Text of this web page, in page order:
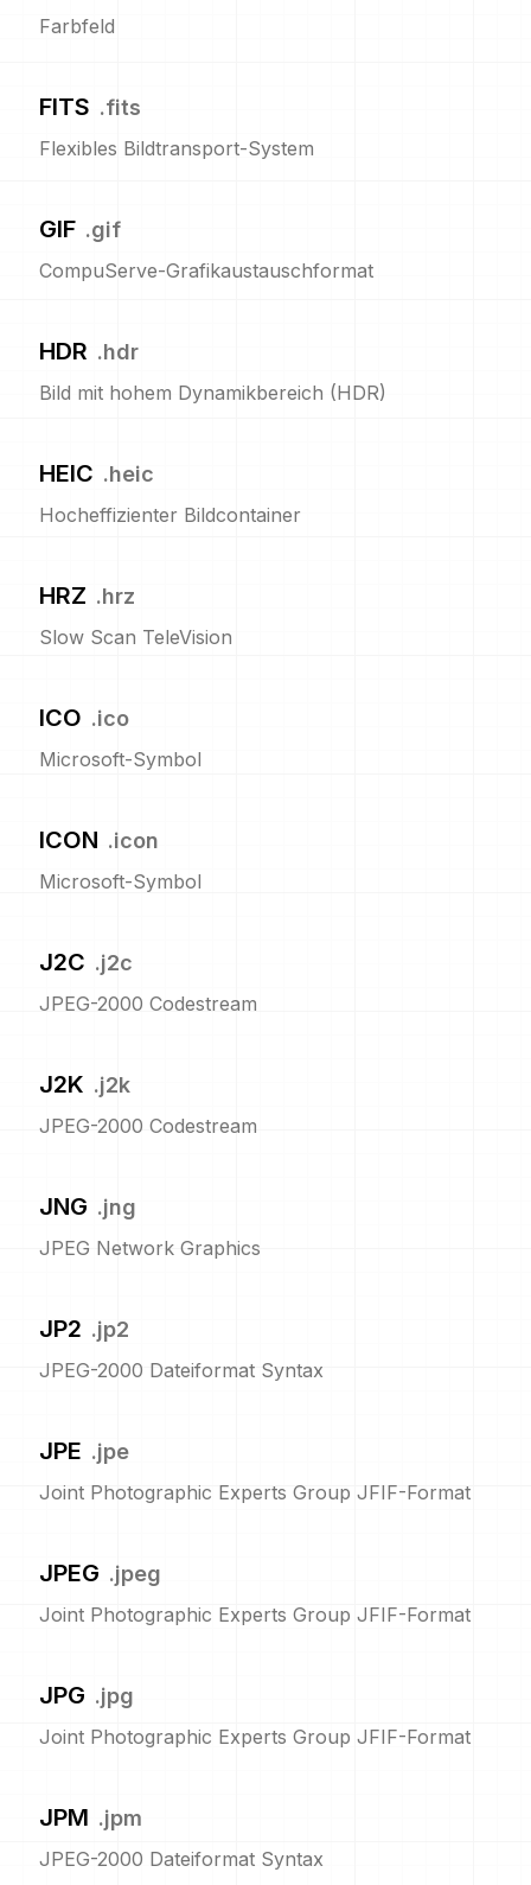
Farbfeld
FITS .fits
Flexibles Bildtransport-System
GIF .gif
CompuServe-Grafikaustauschformat
HDR .hdr
Bild mit hohem Dynamikbereich (HDR)
HEIC .heic
Hocheffizienter Bildcontainer
HRZ .hrz
Slow Scan TeleVision
ICO .ico
Microsoft-Symbol
ICON .icon
Microsoft-Symbol
J2C .j2c
JPEG-2000 Codestream
J2K .j2k
JPEG-2000 Codestream
JNG .jng
JPEG Network Graphics
JP2 .jp2
JPEG-2000 Dateiformat Syntax
JPE .jpe
Joint Photographic Experts Group JFIF-Format
JPEG .jpeg
Joint Photographic Experts Group JFIF-Format
JPG .jpg
Joint Photographic Experts Group JFIF-Format
JPM .jpm
JPEG-2000 Dateiformat Syntax